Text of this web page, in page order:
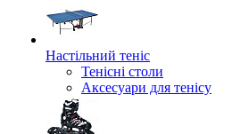
Настільний теніс
Тенісні столи
Аксесуари для тенісу